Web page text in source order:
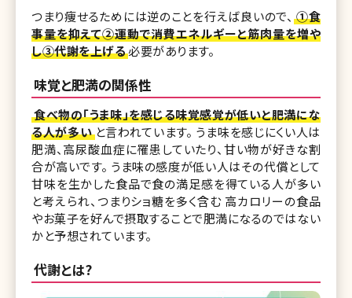
つまり痩せるためには逆のことを行えば良いので、 ①食
事量を抑えて②運動で消費エネルギーと筋肉量を増や
し③代謝を上げる必要があります。
味覚と肥満の関係性
食べ物の「うま味」を感じる味覚感覚が低いと肥満にな
る人が多いと言われています。 うま味を感じにくい人は
肥満、高尿酸血症に罹患していたり、甘い物が好きな割
合が高いです。 うま味の感度が低い人はその代償として
甘味を生かした食品で食の満足感を得ている人が多い
と考えられ、つまりショ糖を多く含む 高カロリーの食品
やお菓子を好んで摂取することで肥満になるのではない
かと予想されています。
代謝とは?